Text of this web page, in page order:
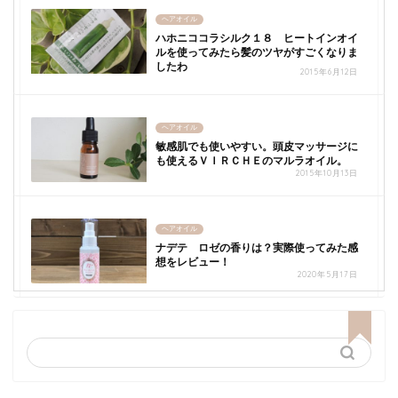
ヘアオイル
ハホニココラシルク１８ ヒートインオイ
ルを使ってみたら髪のツヤがすごくなりま
したわ
2015年6月12日
ヘアオイル
敏感肌でも使いやすい。頭皮マッサージに
も使えるＶＩＲＣＨＥのマルラオイル。
2015年10月13日
ヘアオイル
ナデテ ロゼの香りは？実際使ってみた感
想をレビュー！
2020年5月17日